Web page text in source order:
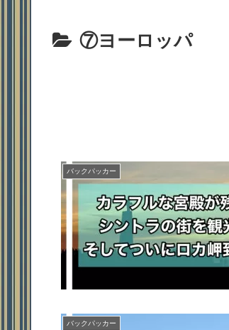
⑦ヨーロッパ
バックパッカー
バックパッカー